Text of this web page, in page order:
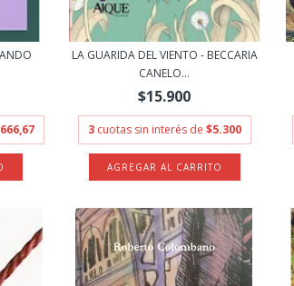
LA GUARIDA DEL VIENTO - BECCARIA
CANELO...
$15.900
3 cuotas sin interés de $5.300